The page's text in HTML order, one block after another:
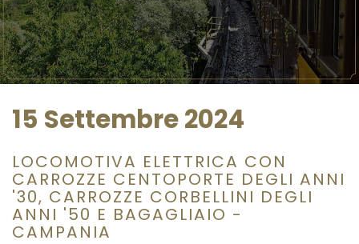
15 Settembre 2024
LOCOMOTIVA ELETTRICA CON
CARROZZE CENTOPORTE DEGLI ANNI
'30, CARROZZE CORBELLINI DEGLI
ANNI '50 E BAGAGLIAIO -
CAMPANIA